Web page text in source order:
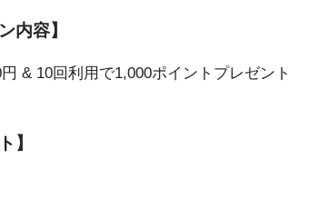
内容】
& 10回利用で1,000ポイントプレゼント
】